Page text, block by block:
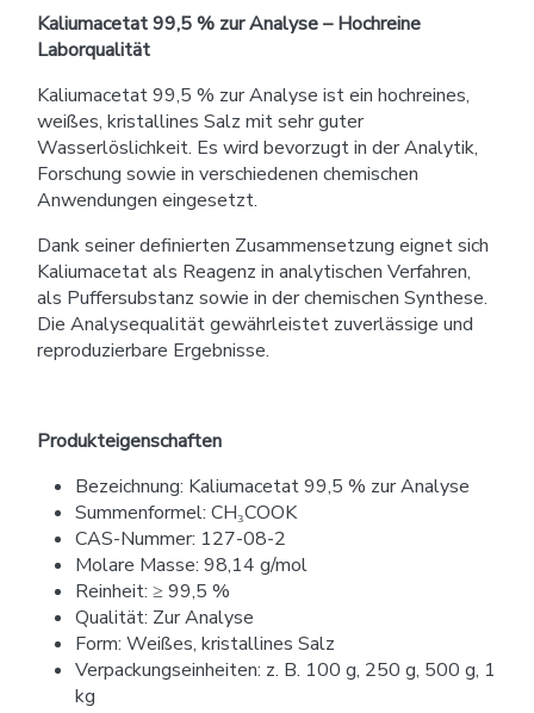
Kaliumacetat 99,5 % zur Analyse – Hochreine
Laborqualität
Kaliumacetat 99,5 % zur Analyse ist ein hochreines,
weißes, kristallines Salz mit sehr guter
Wasserlöslichkeit. Es wird bevorzugt in der Analytik,
Forschung sowie in verschiedenen chemischen
Anwendungen eingesetzt.
Dank seiner definierten Zusammensetzung eignet sich
Kaliumacetat als Reagenz in analytischen Verfahren,
als Puffersubstanz sowie in der chemischen Synthese.
Die Analysequalität gewährleistet zuverlässige und
reproduzierbare Ergebnisse.
Produkteigenschaften
Bezeichnung: Kaliumacetat 99,5 % zur Analyse
Summenformel: CH₃COOK
CAS-Nummer: 127-08-2
Molare Masse: 98,14 g/mol
Reinheit: ≥ 99,5 %
Qualität: Zur Analyse
Form: Weißes, kristallines Salz
Verpackungseinheiten: z. B. 100 g, 250 g, 500 g, 1
kg